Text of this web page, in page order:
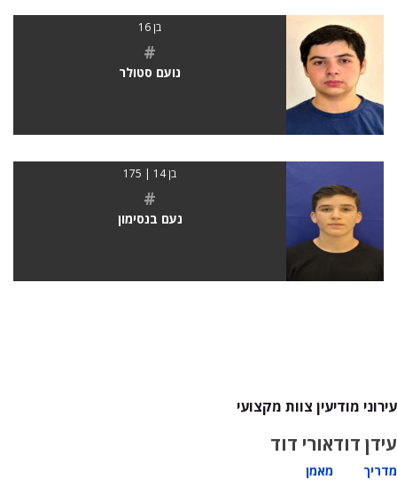
בן 16
#
נועם סטולר
בן 14 | 175
#
נעם בנסימון
עירוני מודיעין צוות מקצועי
עידן דוד
מדריך
אורי דוד
מאמן